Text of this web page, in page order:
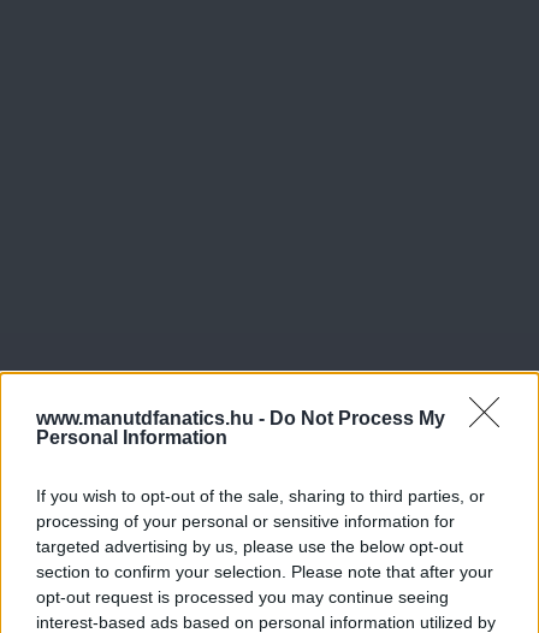
www.manutdfanatics.hu - Do Not Process My
Personal Information
If you wish to opt-out of the sale, sharing to third parties, or
processing of your personal or sensitive information for
targeted advertising by us, please use the below opt-out
section to confirm your selection. Please note that after your
opt-out request is processed you may continue seeing
interest-based ads based on personal information utilized by